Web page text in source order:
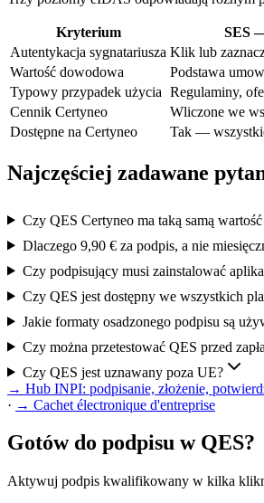
Kryterium SES
Autentykacja sygnatariusza Klik lub
Wartość dowodowa
Podstawa
Typowy przypadek użycia Regulaminy,
Cennik Certyneo
Wliczone we
Dostępne na Certyneo
Tak —
Najczęściej zadawane
Czy QES Certyneo ma taką samą
Dlaczego 9,90 € za podpis, a nie
Czy podpisujący musi zainstalować
Czy QES jest dostępny we wszystkich
Jakie formaty osadzonego podpisu są
Czy można przetestować QES przed
Czy QES jest uznawany poza UE?
→ Hub INPI: podpisanie, złożenie,
· → Cachet électronique d'entreprise
Gotów do podpisu w QES?
Aktywuj podpis kwalifikowany w kilka